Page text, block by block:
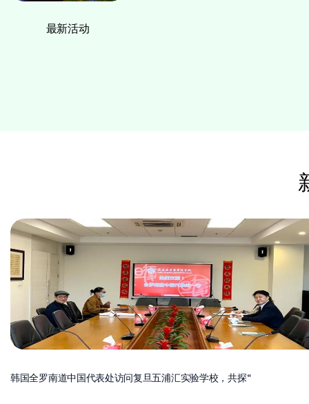
最新活动
韩国全罗南道中国代表处访问复旦五浦汇实验学校，共探“